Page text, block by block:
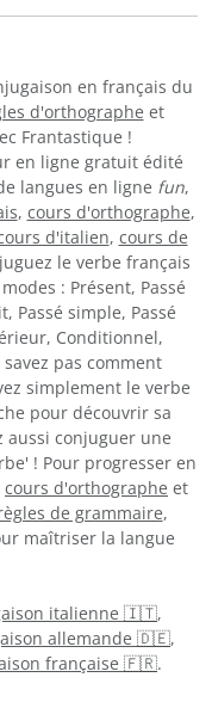
en français du
d'orthographe et
Frantastique !
en ligne gratuit édité
langues en ligne fun,
, cours d'orthographe,
d'italien, cours de
le verbe français
: Présent, Passé
Passé simple, Passé
Conditionnel,
pas comment
simplement le verbe
pour découvrir sa
aussi conjuguer une
! Pour progresser en
cours d'orthographe et
de grammaire,
maîtriser la langue
italienne 🇮🇹,
allemande 🇩🇪,
française 🇫🇷.